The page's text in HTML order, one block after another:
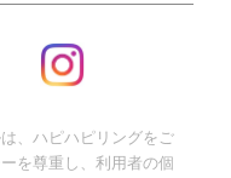
、ハピハピリングをご
を尊重し、利用者の個